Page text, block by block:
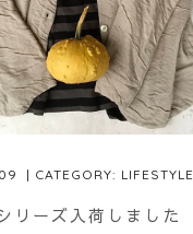
| CATEGORY: LIFESTYLE
リーズ入荷しました